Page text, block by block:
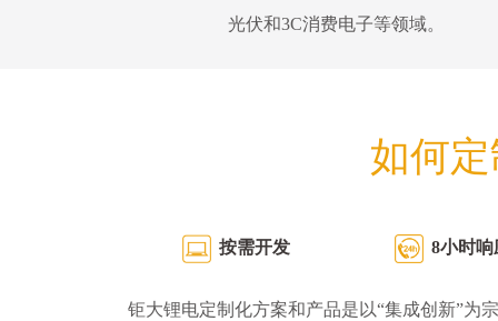
光伏和3C消费电子等领域。
如何
按需开发 8小时响
钜大锂电定制化方案和产品是以“集成创新”为